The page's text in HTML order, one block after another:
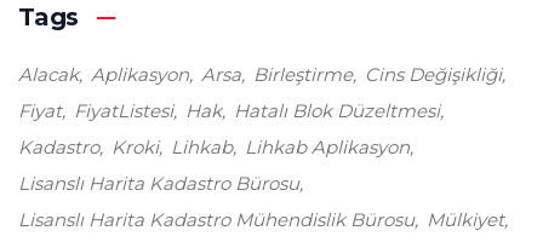
Tags
Alacak Aplikasyon Arsa Birleştirme
Cins Değişikliği
Fiyat
FiyatListesi Hak
Hatalı Blok Düzeltmesi
Kadastro
Kroki Lihkab
Lihkab Aplikasyon
Lisanslı Harita Kadastro Bürosu
Lisanslı Harita Kadastro Mühendislik Bürosu
Mülkiyet